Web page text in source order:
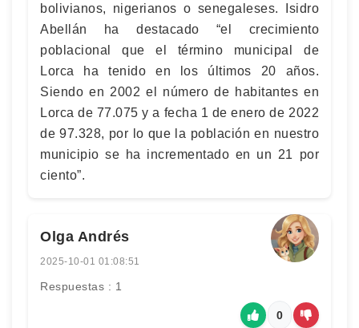
bolivianos, nigerianos o senegaleses. Isidro
Abellán ha destacado “el crecimiento
poblacional que el término municipal de
Lorca ha tenido en los últimos 20 años.
Siendo en 2002 el número de habitantes en
Lorca de 77.075 y a fecha 1 de enero de 2022
de 97.328, por lo que la población en nuestro
municipio se ha incrementado en un 21 por
ciento”.
Olga Andrés
2025-10-01 01:08:51
Respuestas : 1
0